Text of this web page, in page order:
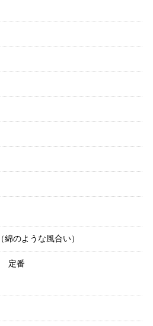
のような風合い）
定番